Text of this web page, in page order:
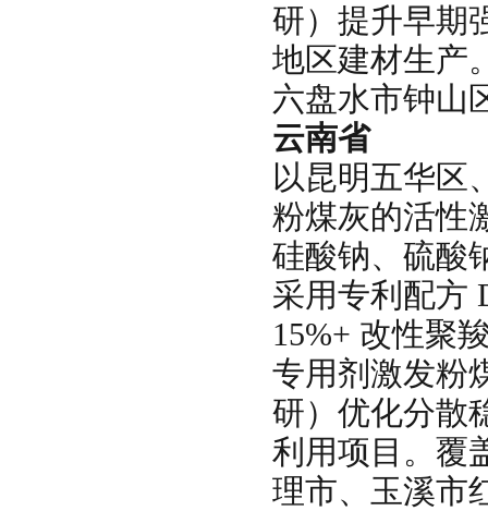
研）提升早期
地区建材生产
六盘水市钟山
云南省
以昆明五华区
粉煤灰的活性
硅酸钠、硫酸
采用专利配方
15%+ 改性聚
专用剂激发粉
研）优化分散
利用项目。覆
理市、玉溪市